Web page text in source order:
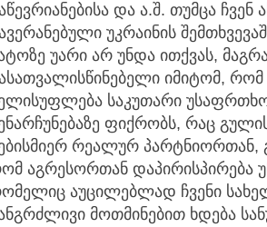
და ა.შ. თუმცა
უკრაინის
უარი არ უნდა ითქვას,
იმიტომ, რომ
საკუთარი
ფიქრობს, რაც
რეალურ პარტნიორთან,
აგრესორთან დაპირისპირება
აუცილებლად ჩვენი
მოთმინებით ხდება